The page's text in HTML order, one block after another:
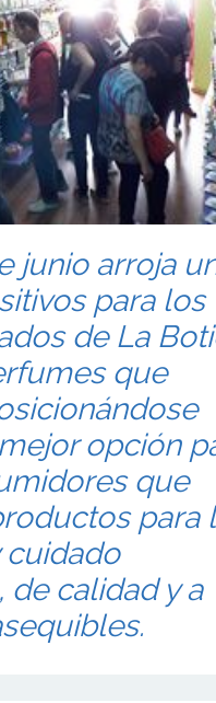
junio arroja
para los
de La
que
opción
que
para
cuidado
de calidad y a